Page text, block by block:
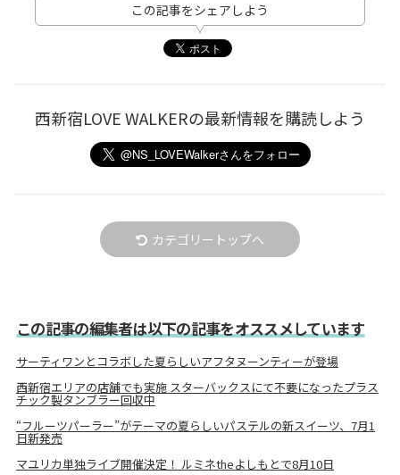
この記事をシェアしよう
西新宿LOVE WALKERの最新情報を購読しよう
カテゴリートップへ
この記事の編集者は以下の記事をオススメしています
サーティワンとコラボした夏らしいアフタヌーンティーが登場
西新宿エリアの店舗でも実施 スターバックスにて不要になったプラス
チック製タンブラー回収中
“フルーツパーラー”がテーマの夏らしいパステルの新スイーツ、7月1
日新発売
マユリカ単独ライブ開催決定！ ルミネtheよしもとで8月10日